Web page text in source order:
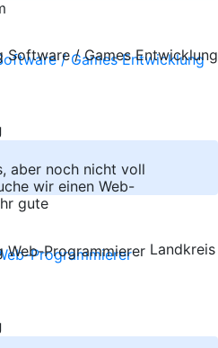
aber noch nicht voll
wir einen Web-
gute
Landkreis